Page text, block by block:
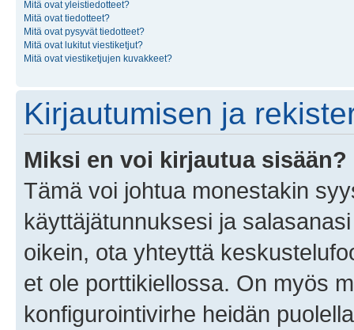
Mitä ovat yleistiedotteet?
Mitä ovat tiedotteet?
Mitä ovat pysyvät tiedotteet?
Mitä ovat lukitut viestiketjut?
Mitä ovat viestiketjujen kuvakkeet?
Kirjautumisen ja
Miksi en voi kirjautua sisään?
Tämä voi johtua monestakin
käyttäjätunnuksesi ja
oikein, ota yhteyttä
et ole porttikiellossa. On myös
konfigurointivirhe heidän